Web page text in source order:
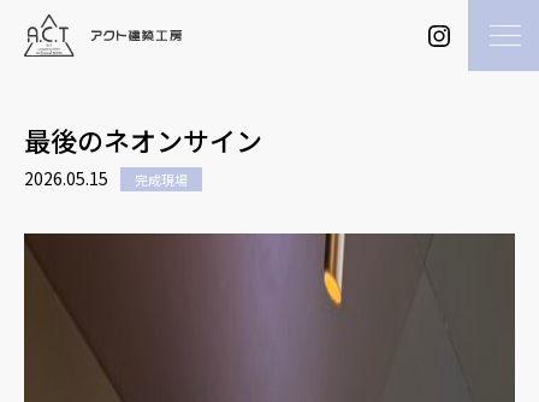
最後のネオンサイン
2026.05.15 完成現場